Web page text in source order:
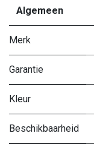
Algemeen
Merk
Garantie
Kleur
Beschikbaarheid